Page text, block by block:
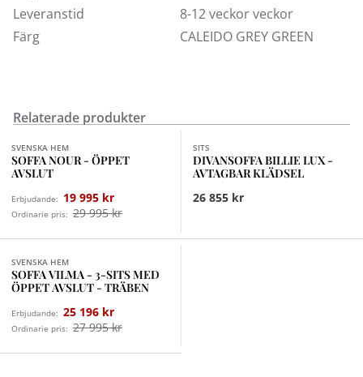
Leveranstid
8-12 veckor veckor
Färg
CALEIDO GREY GREEN
Relaterade produkter
Finns i fler val (2)
SVENSKA HEM
SOFFA NOUR - ÖPPET
AVSLUT
Erbjudande: 19 995 kr
Ordinarie pris: 29 995 kr
SITS
DIVANSOFFA BILLIE LUX -
AVTAGBAR KLÄDSEL
26 855 kr
SVENSKA HEM
SOFFA VILMA - 3-SITS MED
ÖPPET AVSLUT - TRÄBEN
Erbjudande: 25 196 kr
Ordinarie pris: 27 995 kr